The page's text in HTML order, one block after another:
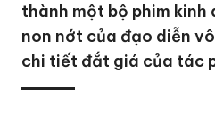
thành một bộ phim kinh
non nớt của đạo diễn
chi tiết đắt giá của tác